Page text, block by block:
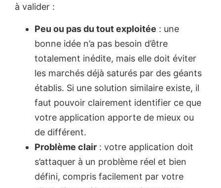
à valider :
Peu ou pas du tout exploitée : une
bonne idée n’a pas besoin d’être
totalement inédite, mais elle doit éviter
les marchés déjà saturés par des géants
établis. Si une solution similaire existe, il
faut pouvoir clairement identifier ce que
votre application apporte de mieux ou
de différent.
Problème clair : votre application doit
s’attaquer à un problème réel et bien
défini, compris facilement par votre